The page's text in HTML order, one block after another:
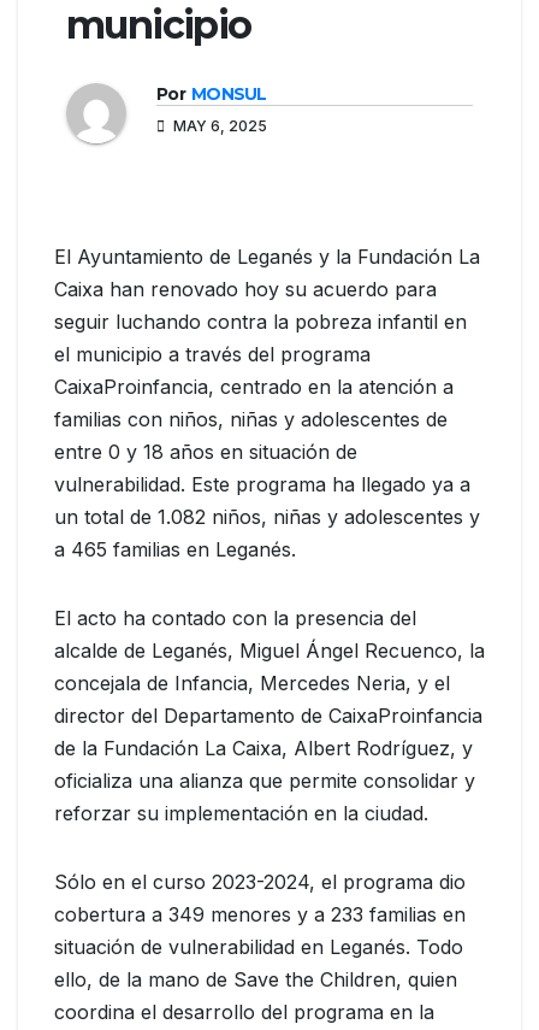
municipio
Por MONSUL
MAY 6, 2025
El Ayuntamiento de Leganés y la Fundación La
Caixa han renovado hoy su acuerdo para
seguir luchando contra la pobreza infantil en
el municipio a través del programa
CaixaProinfancia, centrado en la atención a
familias con niños, niñas y adolescentes de
entre 0 y 18 años en situación de
vulnerabilidad. Este programa ha llegado ya a
un total de 1.082 niños, niñas y adolescentes y
a 465 familias en Leganés.
El acto ha contado con la presencia del
alcalde de Leganés, Miguel Ángel Recuenco, la
concejala de Infancia, Mercedes Neria, y el
director del Departamento de CaixaProinfancia
de la Fundación La Caixa, Albert Rodríguez, y
oficializa una alianza que permite consolidar y
reforzar su implementación en la ciudad.
Sólo en el curso 2023-2024, el programa dio
cobertura a 349 menores y a 233 familias en
situación de vulnerabilidad en Leganés. Todo
ello, de la mano de Save the Children, quien
coordina el desarrollo del programa en la